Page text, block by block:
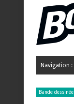
Navigation :
Bande dessinée